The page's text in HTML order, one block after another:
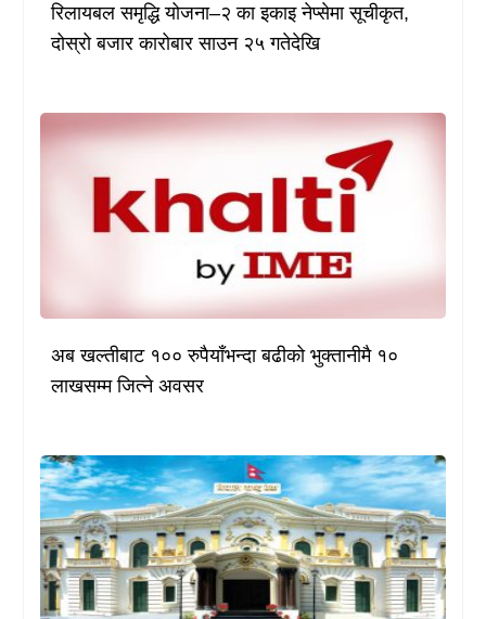
रिलायबल समृद्धि योजना–२ का इकाइ नेप्सेमा सूचीकृत,
दोस्रो बजार कारोबार साउन २५ गतेदेखि
अब खल्तीबाट १०० रुपैयाँभन्दा बढीको भुक्तानीमै १०
लाखसम्म जित्ने अवसर